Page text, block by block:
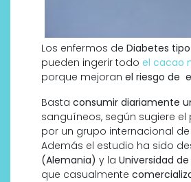
Los enfermos de Diabetes
pueden ingerir todo el cacao
porque mejoran el riesgo de
Basta consumir diariamente
sanguíneos, según sugiere
por un grupo internacional
Además el estudio ha sido
(Alemania) y la Universidad
que casualmente